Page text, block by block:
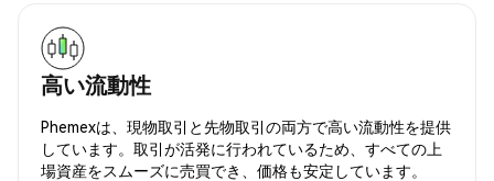
高い流動性
Phemexは、現物取引と先物取引の両方で高い流動性を提供
しています。取引が活発に行われているため、すべての上
場資産をスムーズに売買でき、価格も安定しています。